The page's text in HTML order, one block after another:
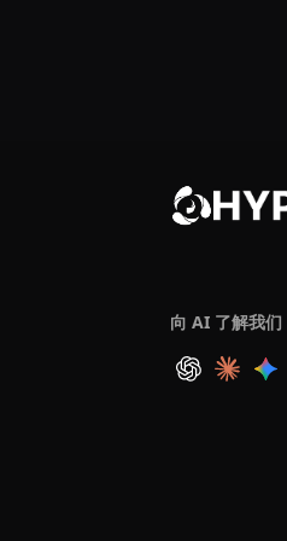
向 AI 了解我们